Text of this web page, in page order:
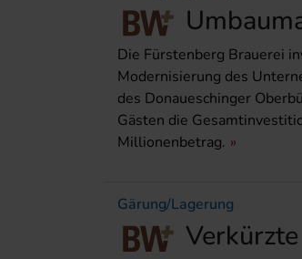
Die Fürstenberg Brauerei
Modernisierung des
des Donau­eschinger
Gästen die
Millionenbetrag.
Gärung/Lagerung